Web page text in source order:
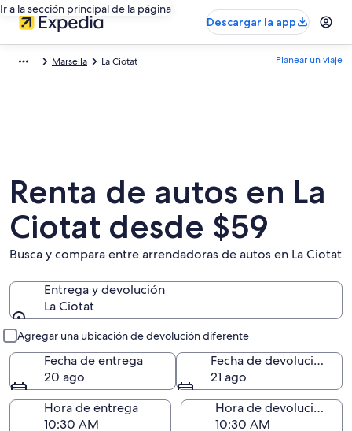
Ir a la sección principal de la página
Descargar la app
Marsella La Ciotat Planear un viaje
Renta de autos en La
Ciotat desde $59
Busca y compara entre arrendadoras de autos en La Ciotat
Entrega y devolución
La Ciotat
Agregar una ubicación de devolución diferente
Fecha de entrega
20 ago
Fecha de devolución
21 ago
Hora de entrega
Hora de devolución